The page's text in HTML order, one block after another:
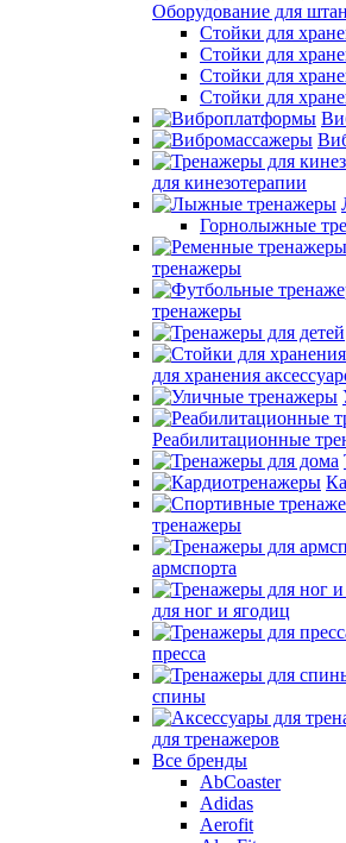
Оборудование для
Стойки для
Стойки для
Стойки для
Стойки для
для кинезотерапии
Горнолыжные
тренажеры
тренажеры
для хранения
Реабилитационные
тренажеры
армспорта
для ног и ягодиц
пресса
спины
для тренажеров
Все бренды
AbCoaster
Adidas
Aerofit